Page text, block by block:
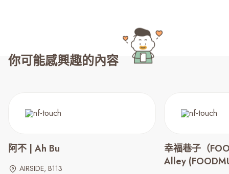
你可能感興趣的內容
阿不 | Ah Bu
AIRSIDE, B113
幸福巷子（
Alley